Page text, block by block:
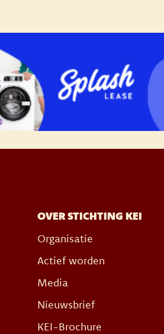
OVER STICHTING KEI
Organisatie
Actief worden
Media
Nieuwsbrief
KEI-Brochure